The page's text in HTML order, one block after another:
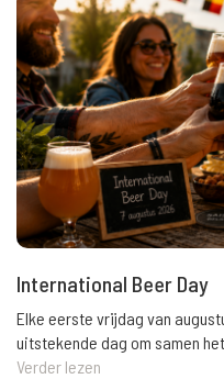
International Beer Day
Elke eerste vrijdag van
uitstekende dag om samen
Verder lezen